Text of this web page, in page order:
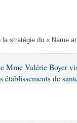
stratégie du « Name
Mme Valérie Boyer
établissements de